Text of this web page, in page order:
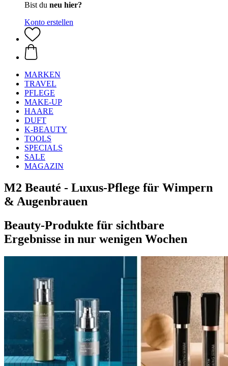
Bist du neu hier?
Konto erstellen
MARKEN
TRAVEL
PFLEGE
MAKE-UP
HAARE
DUFT
K-BEAUTY
TOOLS
SPECIALS
SALE
MAGAZIN
M2 Beauté - Luxus-Pflege für Wimpern
& Augenbrauen
Beauty-Produkte für sichtbare
Ergebnisse in nur wenigen Wochen